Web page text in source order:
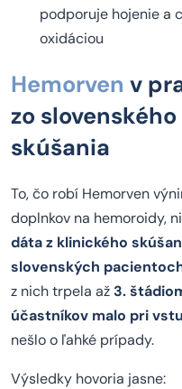
podporuje hojenie a
oxidáciou
Hemorven v
zo
skúšania
To, čo robí Hemorven
doplnkov na hemoroidy,
dáta z klinického
slovenských
z nich trpela až 3.
účastníkov malo pri
nešlo o ľahké prípady.
Výsledky hovoria jasne: